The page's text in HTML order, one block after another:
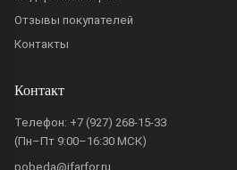
Отзывы покупателей
Контакты
Контакт
Телефон: +7 (927) 268-15-33
(Пн–Пт 9:00–16:30 МСК)
pobeda@ifarfor.ru